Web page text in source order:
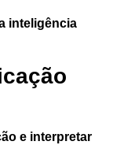
inteligência
e interpretar